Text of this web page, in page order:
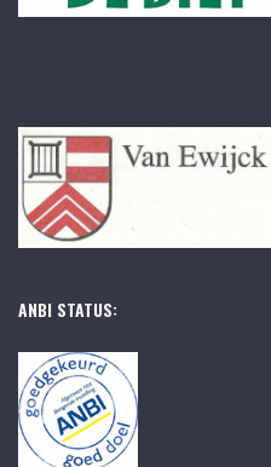
ANBI STATUS: